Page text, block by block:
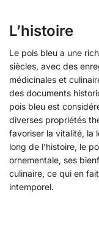
L’histoire
Le pois bleu a une
siècles, avec des
médicinales et
des documents
pois bleu est
diverses propriétés
favoriser la vitalité, la
long de l’histoire, le
ornementale, ses
culinaire, ce qui en
intemporel.